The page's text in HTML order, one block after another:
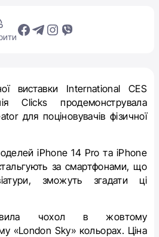
виставки International CES
Clicks продемонструвала
для поціновувачів фізичної
iPhone 14 Pro та iPhone
за смартфонами, що
зможуть згадати ці
чохол в жовтому
«London Sky» кольорах. Ціна